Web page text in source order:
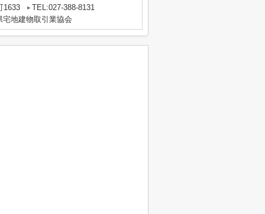
1633
TEL:027-388-8131
地建物取引業協会